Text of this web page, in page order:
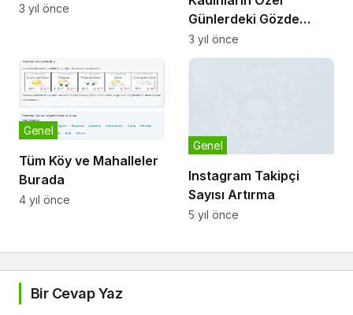
3 yıl önce
Günlerdeki Gözde
Seçimleri
3 yıl önce
Tüm Köy ve Mahalleler
Burada
Genel
4 yıl önce
Instagram Takipçi
Sayısı Artırma
Genel
5 yıl önce
Bir Cevap Yaz